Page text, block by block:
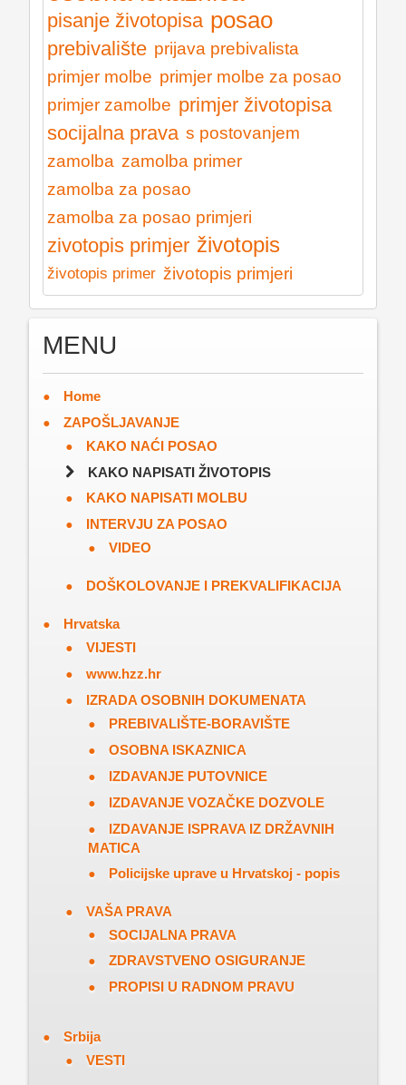
pisanje životopisa posao
prebivalište prijava prebivalista
primjer molbe primjer molbe za posao
primjer zamolbe primjer životopisa
socijalna prava s postovanjem
zamolba zamolba primer
zamolba za posao
zamolba za posao primjeri
zivotopis primjer životopis
životopis primer životopis primjeri
MENU
Home
ZAPOŠLJAVANJE
KAKO NAĆI POSAO
KAKO NAPISATI ŽIVOTOPIS
KAKO NAPISATI MOLBU
INTERVJU ZA POSAO
VIDEO
DOŠKOLOVANJE I PREKVALIFIKACIJA
Hrvatska
VIJESTI
www.hzz.hr
IZRADA OSOBNIH DOKUMENATA
PREBIVALIŠTE-BORAVIŠTE
OSOBNA ISKAZNICA
IZDAVANJE PUTOVNICE
IZDAVANJE VOZAČKE DOZVOLE
IZDAVANJE ISPRAVA IZ DRŽAVNIH
MATICA
Policijske uprave u Hrvatskoj - popis
VAŠA PRAVA
SOCIJALNA PRAVA
ZDRAVSTVENO OSIGURANJE
PROPISI U RADNOM PRAVU
Srbija
VESTI